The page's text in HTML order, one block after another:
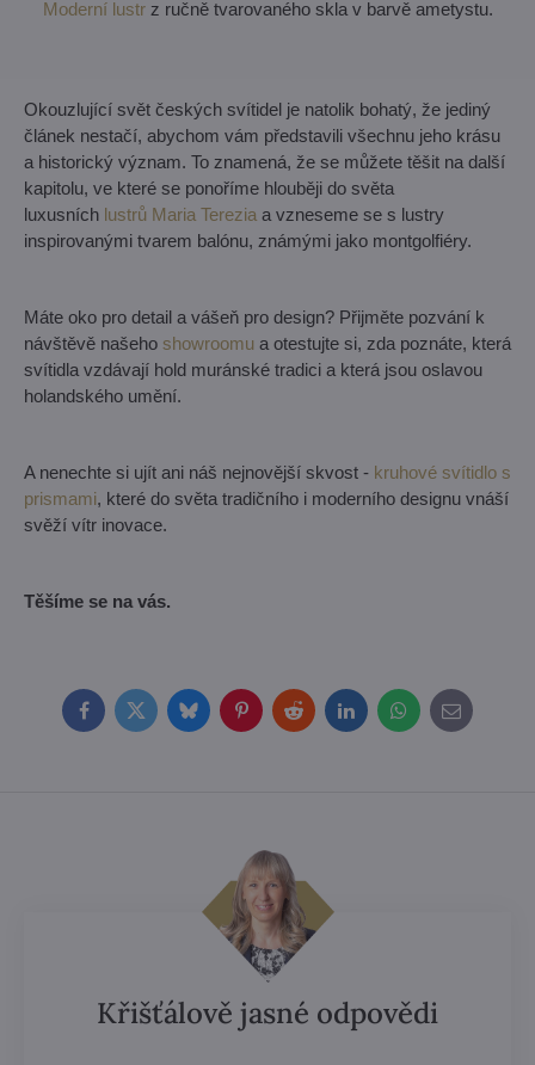
Moderní lustrz ručně tvarovaného skla v barvě ametystu.
Okouzlující svět českých svítidel je natolik bohatý, že jediný
článek nestačí, abychom vám představili všechnu jeho krásu
a historický význam. To znamená, že se můžete těšit na další
kapitolu, ve které se ponoříme hlouběji do světa
luxusních lustrů Maria Terezia a vzneseme se s lustry
inspirovanými tvarem balónu, známými jako montgolfiéry.
Máte oko pro detail a vášeň pro design? Přijměte pozvání k
návštěvě našeho showroomu a otestujte si, zda poznáte, která
svítidla vzdávají hold muránské tradici a která jsou oslavou
holandského umění.
A nenechte si ujít ani náš nejnovější skvost - kruhové svítidlo s
prismami, které do světa tradičního i moderního designu vnáší
svěží vítr inovace.
Těšíme se na vás.
FacebookTwitterBlueskyPinterestRedditLinkedInWhatsApp
E-
mail
Křišťálově jasné odpovědi